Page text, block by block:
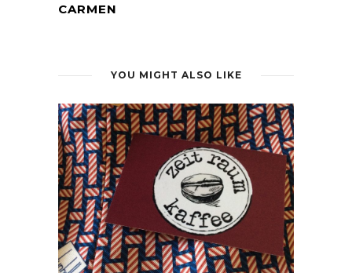
CARMEN
YOU MIGHT ALSO LIKE